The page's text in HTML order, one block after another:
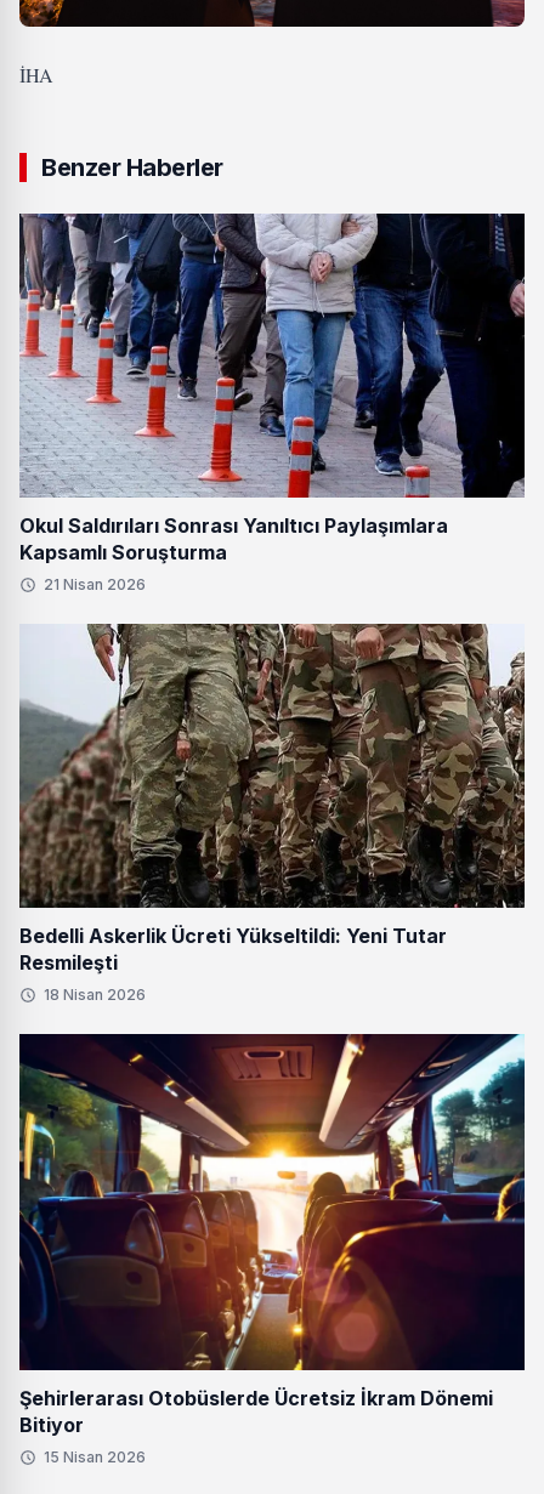
İHA
Benzer Haberler
Okul Saldırıları Sonrası Yanıltıcı Paylaşımlara
Kapsamlı Soruşturma
21 Nisan 2026
Bedelli Askerlik Ücreti Yükseltildi: Yeni Tutar
Resmileşti
18 Nisan 2026
Şehirlerarası Otobüslerde Ücretsiz İkram Dönemi
Bitiyor
15 Nisan 2026